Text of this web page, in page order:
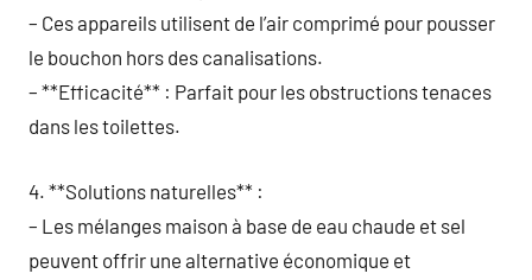
– Ces appareils utilisent de l’air comprimé pour pousser
le bouchon hors des canalisations.
– **Efficacité** : Parfait pour les obstructions tenaces
dans les toilettes.
4. **Solutions naturelles** :
– Les mélanges maison à base de eau chaude et sel
peuvent offrir une alternative économique et